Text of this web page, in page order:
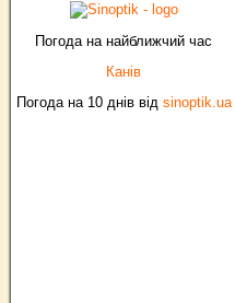
Погода на найближчий час
Канів
Погода на 10 днів від sinoptik.ua